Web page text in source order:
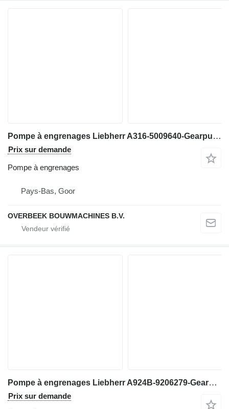
Pompe à engrenages Liebherr A316-5009640-Gearpump/Zahnradpumpe/Tandwielpomp pour excavateur
Prix sur demande
Pompe à engrenages
Pays-Bas, Goor
OVERBEEK BOUWMACHINES B.V.
Pompe à engrenages Liebherr A924B-9206279-Gearpump/Zahnradpumpe/Tandwielpomp pour excavateur
Prix sur demande